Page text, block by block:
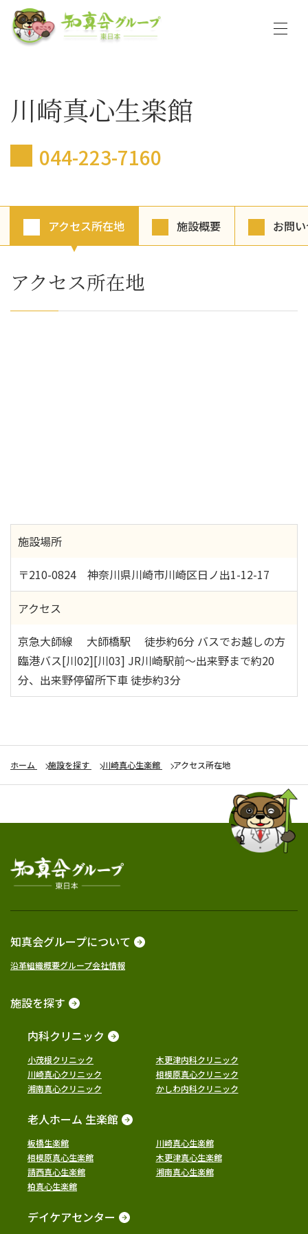
ホーム 施設を探す 川崎真心生楽館 アクセス所在地
川崎真心生楽館
044-223-7160
アクセス所在地
施設場所
〒210-0824 神奈川県川崎市川崎区日ノ出1-12-17
アクセス
京急大師線 大師橋駅 徒歩約6分 バスでお越しの方
臨港バス[川02][川03] JR川崎駅前～出来野まで約20
分、出来野停留所下車 徒歩約3分
アクセス所在地 施設概要 お問
知真会グループについて
沿革組織概要グループ会社情報
施設を探す
内科クリニック
小茂根クリニック
木更津内科クリニック
川崎真心クリニック
相模原真心クリニック
湘南真心クリニック
かしわ内科クリニック
老人ホーム 生楽館
板橋生楽館
川崎真心生楽館
相模原真心生楽館
木更津真心生楽館
請西真心生楽館
湘南真心生楽館
柏真心生楽館
デイケアセンター